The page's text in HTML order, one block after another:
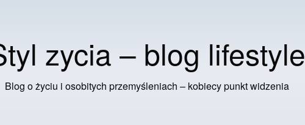
zycia – blog lifestyle
Blog o życiu i osobitych przemyśleniach – kobiecy punkt widzenia